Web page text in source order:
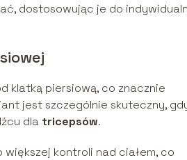
dostosowując je do
klatką piersiową, co znacznie
jest szczególnie skuteczny,
dla tricepsów.
kontroli nad ciałem, co